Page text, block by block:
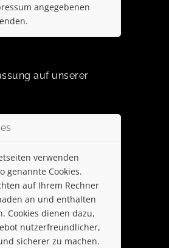
angegebenen
auf unserer
verwenden
genannte Cookies.
auf Ihrem Rechner
an und enthalten
Cookies dienen dazu,
nutzerfreundlicher,
sicherer zu machen.